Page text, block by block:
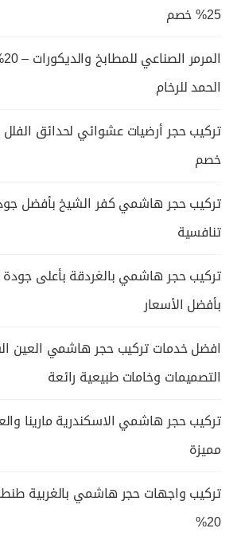
25% خصم
الحمد للرخام
خصم
تركيب حجر هاشمي كفر الشيخ بأفضل
تنافسية
تركيب حجر هاشمي بالغردقة بأعلى
بأفضل الأسعار
افضل خدمات تركيب حجر هاشمي العين
التصميمات وخامات طبيعية رائعة
تركيب حجر هاشمي الاسكندرية مارينا
مميزة
تركيب واجهات حجر هاشمي بالغربية
20%